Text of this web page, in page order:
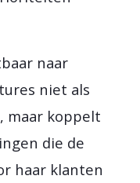
naar
niet als
maar koppelt
die de
haar klanten